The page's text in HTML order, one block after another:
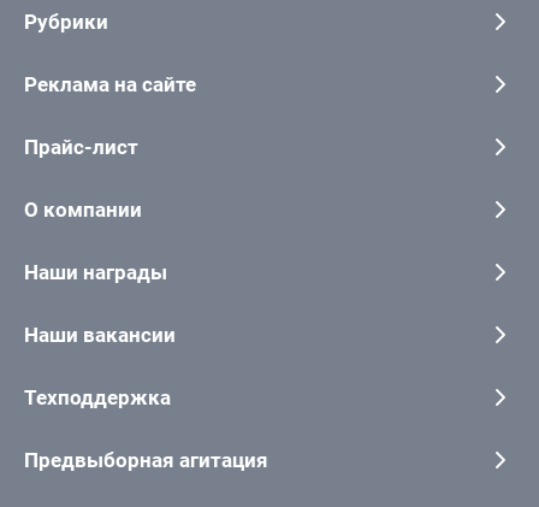
Рубрики
Реклама на сайте
Прайс-лист
О компании
Наши награды
Наши вакансии
Техподдержка
Предвыборная агитация